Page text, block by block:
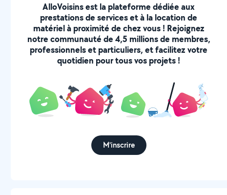
AlloVoisins est la plateforme dédiée aux
prestations de services et à la location de
matériel à proximité de chez vous ! Rejoignez
notre communauté de 4,5 millions de membres,
professionnels et particuliers, et facilitez votre
quotidien pour tous vos projets !
M'inscrire